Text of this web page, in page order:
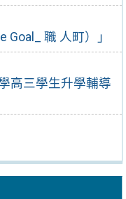
Goal_ 職 人町）」
高三學生升學輔導